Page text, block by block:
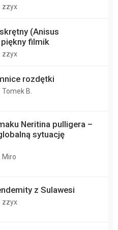
zzyx
(Anisus
filmik
zzyx
rozdętki
Tomek B.
Neritina pulligera –
sytuację
Miro
z Sulawesi
zzyx